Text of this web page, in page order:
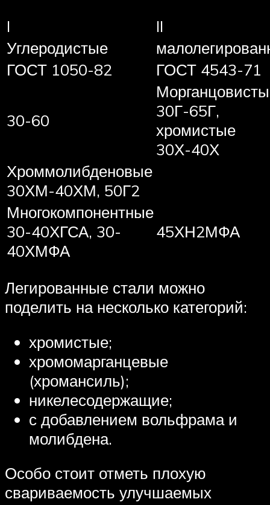
I
II
Углеродистые
ГОСТ 1050-82
ГОСТ 4543-71
30-60
30Г-65Г,
хромистые
30Х-40Х
Хроммолибденовые
30ХМ-40ХМ, 50Г2
Многокомпонентные
30-40ХГСА, 30-
40ХМФА
45ХН2МФА
Легированные стали можно
поделить на несколько категорий:
хромистые;
хромомарганцевые
(хромансиль);
никелесодержащие;
с добавлением вольфрама и
молибдена.
Особо стоит отметь плохую
свариваемость улучшаемых